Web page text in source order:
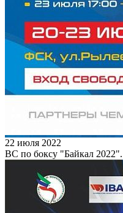
22 июля 2022
ВС по боксу "Байкал